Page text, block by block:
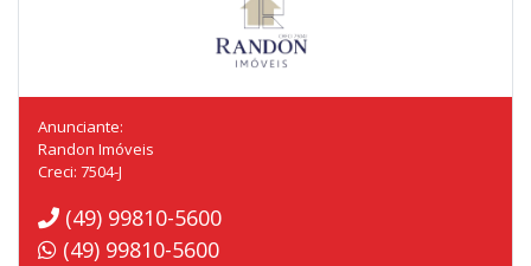
Anunciante:
Randon Imóveis
Creci: 7504-J
(49) 99810-5600
(49) 99810-5600